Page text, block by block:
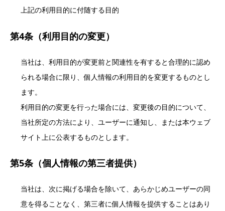
上記の利用目的に付随する目的
第4条（利用目的の変更）
当社は、利用目的が変更前と関連性を有すると合理的に認め
られる場合に限り、個人情報の利用目的を変更するものとし
ます。
利用目的の変更を行った場合には、変更後の目的について、
当社所定の方法により、ユーザーに通知し、または本ウェブ
サイト上に公表するものとします。
第5条（個人情報の第三者提供）
当社は、次に掲げる場合を除いて、あらかじめユーザーの同
意を得ることなく、第三者に個人情報を提供することはあり